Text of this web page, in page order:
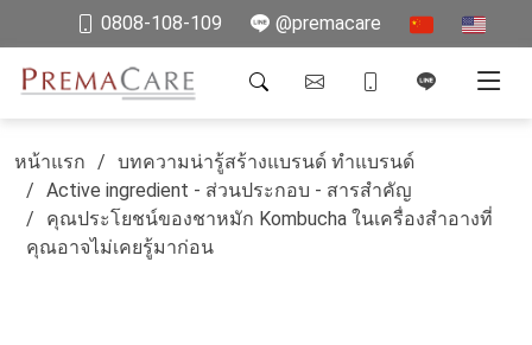
0808-108-109 @premacare
หน้าแรก
บทความน่ารู้สร้างแบรนด์ ทำแบรนด์
Active ingredient - ส่วนประกอบ - สารสำคัญ
คุณประโยชน์ของชาหมัก Kombucha ในเครื่องสำอางที่
คุณอาจไม่เคยรู้มาก่อน